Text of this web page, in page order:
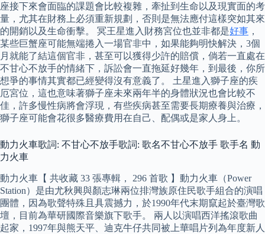
座接下來會面臨的課題會比較複雜，牽扯到生命以及現實面的考
量，尤其在財務上必須重新規劃，否則是無法應付這樣突如其來
的開銷以及生命衝擊。 冥王星進入財務宮位也並非都是好事 ，
某些巨蟹座可能無端捲入一場官非中，如果能夠明快解決，3個
月就能了結這個官非，甚至可以獲得少許的賠償，倘若一直處在
不甘心不放手的情緒下，訴訟會一直拖延好幾年，到最後，你所
想爭的事情其實都已經變得沒有意義了。 土星進入獅子座的疾
厄宮位，這也意味著獅子座未來兩年半的身體狀況也會比較不
佳，許多慢性病將會浮現，有些疾病甚至需要長期療養與治療，
獅子座可能會花很多醫療費用在自己、配偶或是家人身上。
動力火車歌詞: 不甘心不放手歌詞: 歌名不甘心不放手 歌手名 動
力火車
動力火車【 共收藏 33 張專輯， 296 首歌 】動力火車（Power
Station）是由尤秋興與顏志琳兩位排灣族原住民歌手組合的演唱
團體，因為歌聲特殊且具震撼力，於1990年代末期竄起於臺灣歌
壇，目前為華研國際音樂旗下歌手。 兩人以演唱西洋搖滾歌曲
起家，1997年與熊天平、迪克牛仔共同被上華唱片列為年度新人